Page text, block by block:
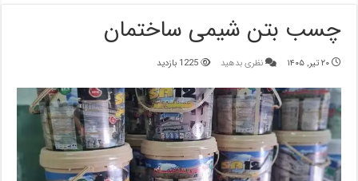
چسب بتن شیمی ساختمان
۲۰ تیر, ۱۴۰۵ نظری بدهید 1225 بازدید